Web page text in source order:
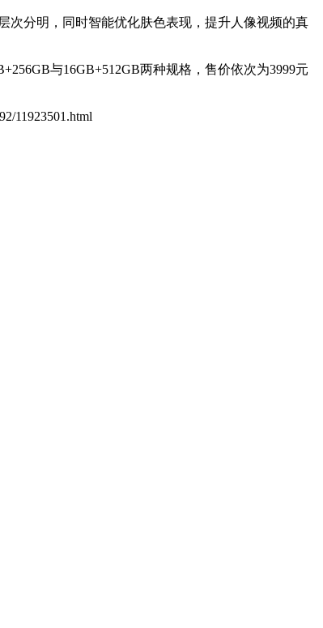
次分明，同时智能优化肤色表现，提升人像视频的真
与16GB+512GB两种规格，售价依次为3999元
11923501.html